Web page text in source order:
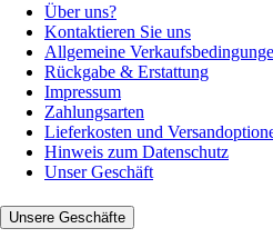
Über uns?
Kontaktieren Sie uns
Allgemeine
Rückgabe & Erstattung
Impressum
Zahlungsarten
Lieferkosten und
Hinweis zum Datenschutz
Unser Geschäft
Unsere Geschäfte